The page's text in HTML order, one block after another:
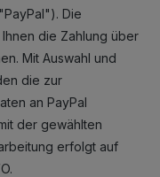
Die
die Zahlung über
Mit Auswahl und
die zur
an PayPal
der gewählten
erfolgt auf